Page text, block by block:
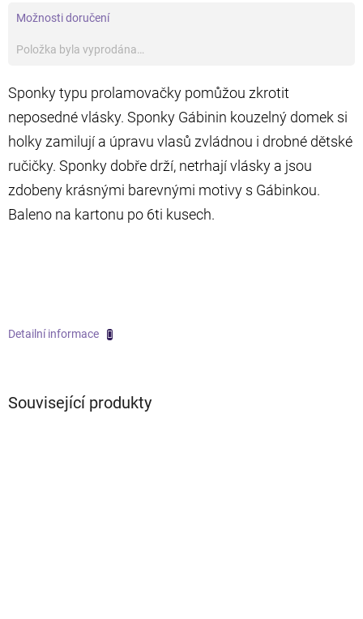
Možnosti doručení
Položka byla vyprodána…
Sponky typu prolamovačky pomůžou zkrotit
neposedné vlásky. Sponky Gábinin kouzelný domek si
holky zamilují a úpravu vlasů zvládnou i drobné dětské
ručičky. Sponky dobře drží, netrhají vlásky a jsou
zdobeny krásnými barevnými motivy s Gábinkou.
Baleno na kartonu po 6ti kusech.
Detailní informace
Související produkty